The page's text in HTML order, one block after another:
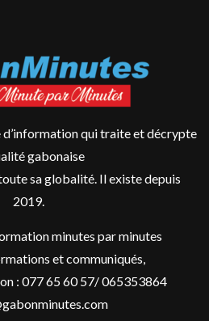
d’information qui traite et décrypte
gabonaise
sa globalité. Il existe depuis
2019.
minutes par minutes
et communiqués,
: 077 65 60 57/ 065353864